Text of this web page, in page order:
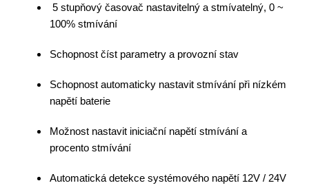
5 stupňový časovač nastavitelný a stmívatelný, 0 ~
100% stmívání
Schopnost číst parametry a provozní stav
Schopnost automaticky nastavit stmívání při nízkém
napětí baterie
Možnost nastavit iniciační napětí stmívání a
procento stmívání
Automatická detekce systémového napětí 12V / 24V